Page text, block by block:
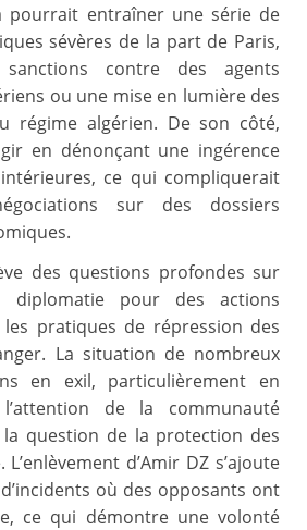
pourrait entraîner une série de
sévères de la part de Paris,
contre des agents
ou une mise en lumière des
régime algérien. De son côté,
en dénonçant une ingérence
ce qui compliquerait
sur des dossiers
des questions profondes sur
diplomatie pour des actions
pratiques de répression des
La situation de nombreux
en exil, particulièrement en
de la communauté
question de la protection des
d’Amir DZ s’ajoute
où des opposants ont
ce qui démontre une volonté